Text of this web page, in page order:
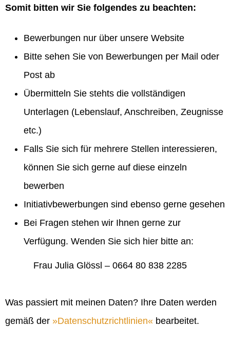
Somit bitten wir Sie folgendes zu beachten:
Bewerbungen nur über unsere Website
Bitte sehen Sie von Bewerbungen per Mail oder
Post ab
Übermitteln Sie stehts die vollständigen
Unterlagen (Lebenslauf, Anschreiben, Zeugnisse
etc.)
Falls Sie sich für mehrere Stellen interessieren,
können Sie sich gerne auf diese einzeln
bewerben
Initiativbewerbungen sind ebenso gerne gesehen
Bei Fragen stehen wir Ihnen gerne zur
Verfügung. Wenden Sie sich hier bitte an:
Frau Julia Glössl – 0664 80 838 2285
Was passiert mit meinen Daten? Ihre Daten werden
gemäß der
Datenschutzrichtlinien bearbeitet.